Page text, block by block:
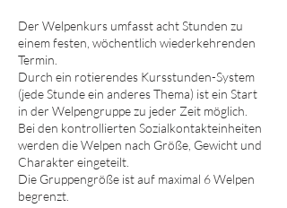
Der Welpenkurs umfasst acht Stunden zu
einem festen, wöchentlich wiederkehrenden
Termin.
Durch ein rotierendes Kursstunden-System
(jede Stunde ein anderes Thema) ist ein Start
in der Welpengruppe zu jeder Zeit möglich.
Bei den kontrollierten Sozialkontakteinheiten
werden die Welpen nach Größe, Gewicht und
Charakter eingeteilt.
Die Gruppengröße ist auf maximal 6 Welpen
begrenzt.